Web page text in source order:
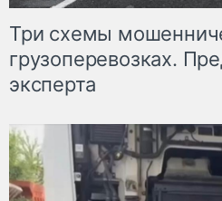
Три схемы
грузоперевозках.
эксперта